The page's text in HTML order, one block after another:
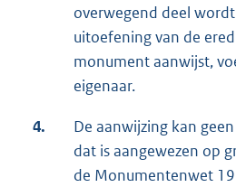
overwegend deel
uitoefening van de
monument aanwijst,
eigenaar.
4.
De aanwijzing kan
dat is aangewezen op
de Monumentenwet